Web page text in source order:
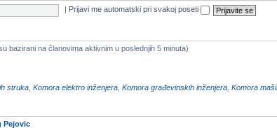
Prijavi me automatski pri svakoj poseti
bazirani na članovima aktivnim u poslednjih 5 minuta)
struka Komora elektro inženjera Komora građevinskih inženjera Komora
Pejovic